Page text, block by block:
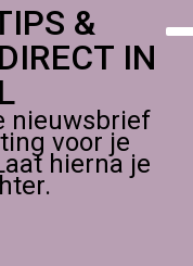
&
IN
nieuwsbrief
voor je
hierna je